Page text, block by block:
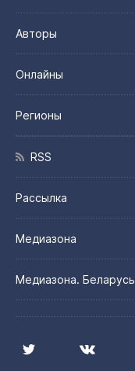
Авторы
Онлайны
Регионы
RSS
Рассылка
Медиазона
Медиазона. Беларусь